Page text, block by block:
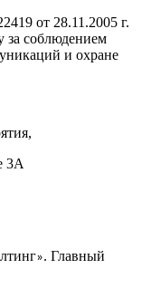
от 28.11.2005 г.
за соблюдением
и охране
3А
». Главный